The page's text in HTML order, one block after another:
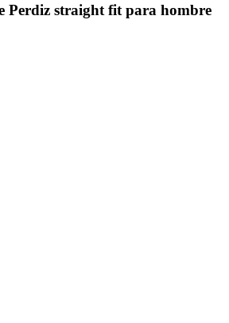
Perdiz straight fit para hombre